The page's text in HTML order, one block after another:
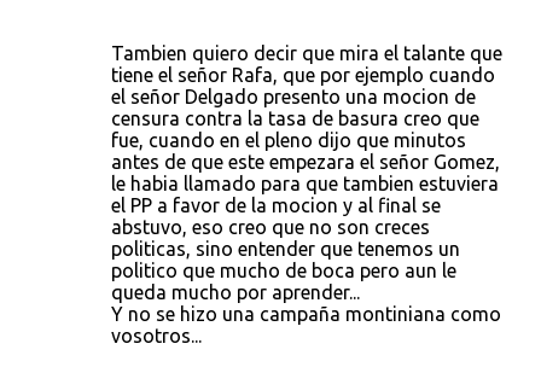
Tambien quiero decir que mira el talante que
tiene el señor Rafa, que por ejemplo cuando
el señor Delgado presento una mocion de
censura contra la tasa de basura creo que
fue, cuando en el pleno dijo que minutos
antes de que este empezara el señor Gomez,
le habia llamado para que tambien estuviera
el PP a favor de la mocion y al final se
abstuvo, eso creo que no son creces
politicas, sino entender que tenemos un
politico que mucho de boca pero aun le
queda mucho por aprender...
Y no se hizo una campaña montiniana como
vosotros...